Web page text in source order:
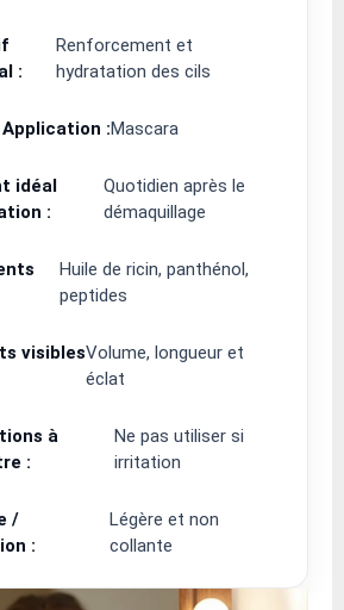
:
Renforcement et
hydratation des cils
:Mascara
idéal
:
Quotidien après le
démaquillage
Huile de ricin, panthénol,
peptides
visiblesVolume, longueur et
éclat
à
:
Ne pas utiliser si
irritation
/
:
Légère et non
collante